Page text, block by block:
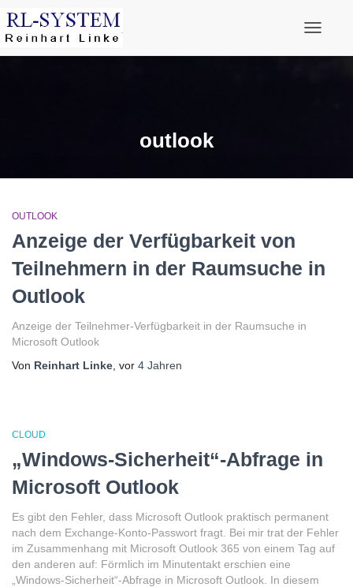
outlook
OUTLOOK
Anzeige der Verfügbarkeit von
Teilnehmern in der Raumsuche in
Outlook
Anzeige der Teilnehmer-Verfügbarkeit in der Raumsuche in
Microsoft Outlook
Von Reinhart Linke , vor 4 Jahren
CLOUD
„Windows-Sicherheit“-Abfrage in
Microsoft Outlook
Es gibt den Fehler, dass Microsoft Outlook praktisch permanent
nach dem Exchange-Konto-Passwort fragt. Bei mir trat der Fehler
im Zusammenhang mit Microsoft Outlook 365 von einem Tag auf
den anderen auf: Förmlich im Minutentakt erschien eine
„Windows-Sicherheit“-Abfrage in Microsoft Outlook. In diesem